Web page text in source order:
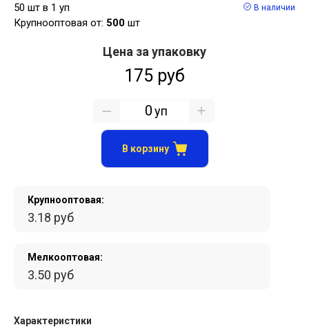
50 шт в 1 уп
Крупнооптовая от: 500 шт
В наличии
Крупнооптовая:
3.18 руб
Мелкооптовая:
3.50 руб
Характеристики
Цена за упаковку
175 руб
уп
В корзину